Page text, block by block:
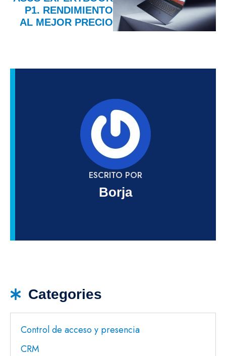
P1. RENDIMIENTO
AL MEJOR PRECIO
ESCRITO POR
Borja
Categories
Control de acceso y presencia
CRM